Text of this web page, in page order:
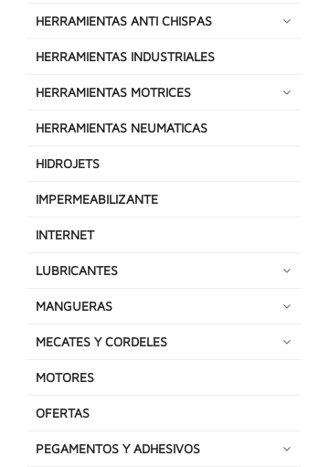
HERRAMIENTAS ANTI CHISPAS
HERRAMIENTAS INDUSTRIALES
HERRAMIENTAS MOTRICES
HERRAMIENTAS NEUMATICAS
HIDROJETS
IMPERMEABILIZANTE
INTERNET
LUBRICANTES
MANGUERAS
MECATES Y CORDELES
MOTORES
OFERTAS
PEGAMENTOS Y ADHESIVOS